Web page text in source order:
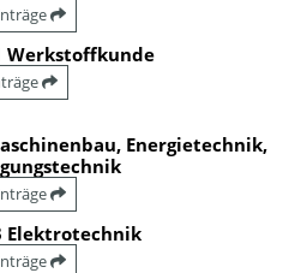
Werkstoffkunde
Energietechnik,
Elektrotechnik